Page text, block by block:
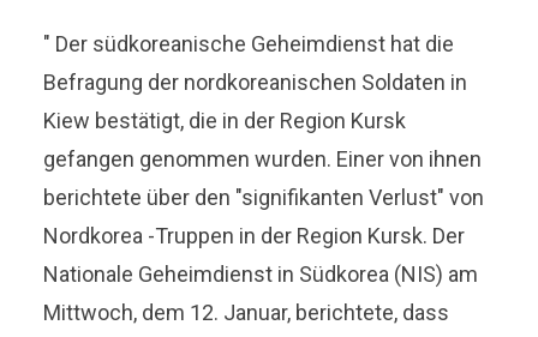
" Der südkoreanische Geheimdienst hat die
Befragung der nordkoreanischen Soldaten in
Kiew bestätigt, die in der Region Kursk
gefangen genommen wurden. Einer von ihnen
berichtete über den "signifikanten Verlust" von
Nordkorea -Truppen in der Region Kursk. Der
Nationale Geheimdienst in Südkorea (NIS) am
Mittwoch, dem 12. Januar, berichtete, dass